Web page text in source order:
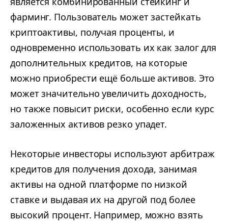
фарминг. Пользователь может застейкать
криптоактивы, получая проценты, и
одновременно использовать их как залог для
дополнительных кредитов, на которые
можно приобрести ещё больше активов. Это
может значительно увеличить доходность,
но также повысит риски, особенно если курс
заложенных активов резко упадет.
Некоторые инвесторы используют арбитраж
кредитов для получения дохода, занимая
активы на одной платформе по низкой
ставке и выдавая их на другой под более
высокий процент. Например, можно взять